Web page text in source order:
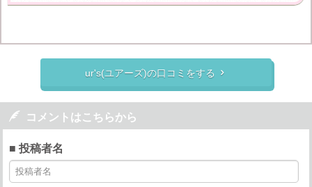
ur's(ユアーズ)の口コミをする 
 コメントはこちらから
■ 投稿者名